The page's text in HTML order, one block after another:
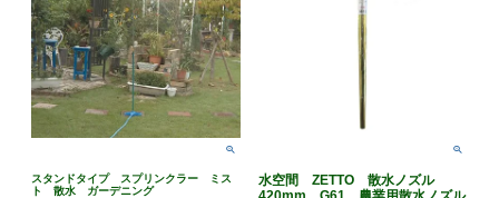
スタンドタイプ スプリンクラー ミス
ト 散水 ガーデニング
水空間 ZETTO 散水ノズル